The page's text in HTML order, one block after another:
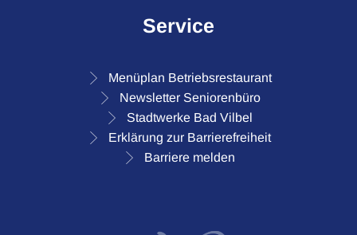
Service
Menüplan Betriebsrestaurant
Newsletter Seniorenbüro
Stadtwerke Bad Vilbel
Erklärung zur Barrierefreiheit
Barriere melden